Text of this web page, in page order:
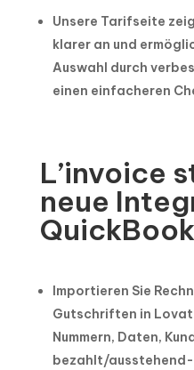
Unsere Tarifseite
klarer an und
Auswahl durch
einen einfacheren
L’invoice
neue
Importieren Sie
Gutschriften in
Nummern, Daten,
bezahlt/ausstehend-